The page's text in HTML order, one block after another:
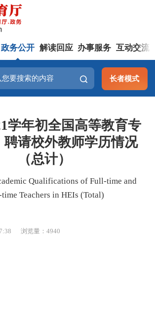
政务公开 解读回应 办事服务 互动交流
长者模式
学年初全国高等教育专
聘请校外教师学历情况
（总计）
Qualifications of Full-time and
time Teachers in HEIs (Total)
浏览量：4940